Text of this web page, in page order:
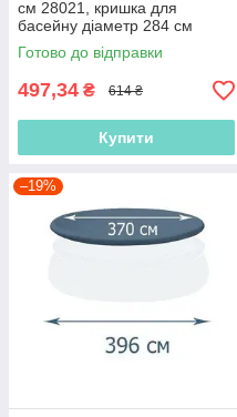
см 28021, кришка для
басейну діаметр 284 см
Готово до відправки
497,34 ₴ 614 ₴
Купити
–19%